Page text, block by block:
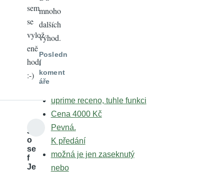
sem
se
vylož
eně
hodí
:-)
J
o
se
f
Je
mnoho
dalších
výhod.
Posledn
í
koment
áře
uprime receno, tuhle funkci
Cena 4000 Kč
Pevná.
K předání
možná je jen zaseknutý
nebo